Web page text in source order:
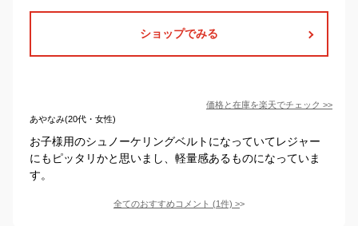
ショップでみる
価格と在庫を楽天でチェック >>
あやなみ(20代・女性)
お子様用のシュノーケリングベルトになっていてレジャー
にもピッタリかと思いまし、軽量感あるものになっていま
す。
全てのおすすめコメント (1件) >